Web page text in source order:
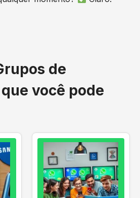
de
você pode